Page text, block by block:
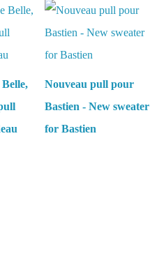
Nouveau pull pour
Bastien - New sweater
for Bastien